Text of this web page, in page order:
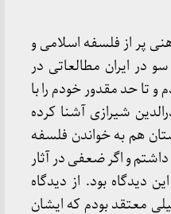
پر از فلسفه اسلامی و
در ایران مطالعاتی در
و تا حد مقدور خودم را با
شیرازی آشنا کرده
هم به خواندن فلسفه
و اگر ضعفی در آثار
دیدگاه بود. از دیدگاه
معتقد بودم که ایشان